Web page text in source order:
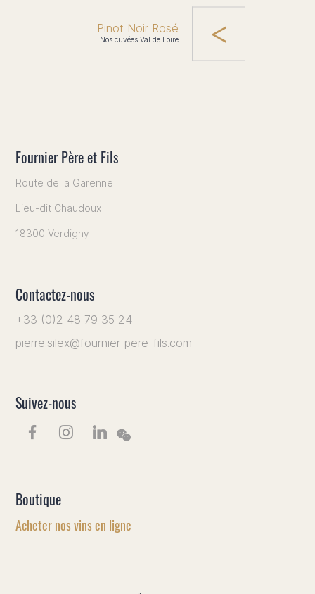
Pinot Noir Rosé
Nos cuvées Val de Loire
Fournier Père et Fils
Route de la Garenne
Lieu-dit Chaudoux
18300 Verdigny
Contactez-nous
+33 (0)2 48 79 35 24
pierre.silex@fournier-pere-fils.com
Suivez-nous
Boutique
Acheter nos vins en ligne